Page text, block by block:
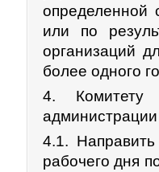
определенной
или по
организаций
более одного
4. Комитету
4.1.
рабочего дня